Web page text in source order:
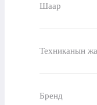
Шаар
Техниканын
Бренд